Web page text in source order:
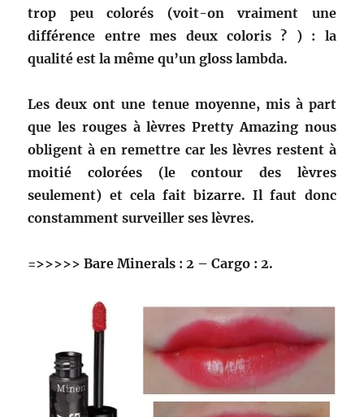
trop peu colorés (voit-on vraiment une
différence entre mes deux coloris ? ) : la
qualité est la même qu’un gloss lambda.
Les deux ont une tenue moyenne, mis à part
que les rouges à lèvres Pretty Amazing nous
obligent à en remettre car les lèvres restent à
moitié colorées (le contour des lèvres
seulement) et cela fait bizarre. Il faut donc
constamment surveiller ses lèvres.
=>>>>> Bare Minerals : 2 – Cargo : 2.